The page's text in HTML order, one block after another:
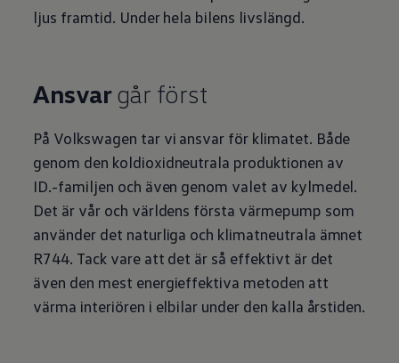
Pressmeddelanden
Folkspel
Motorsport
Volkswagen eMagasin
Nyheter
Tips
Innovation
Laddning
Säkerhet
Reportage
Om magasinet
Hållbarhet
Kontakta oss
WLTP
Broschyrarkiv
ljus framtid. Under hela bilens livslängd.
Ansvargår först
På Volkswagen tar vi ansvar för klimatet. Både
genom den koldioxidneutrala produktionen av
ID.-familjen och även genom valet av kylmedel.
Det är vår och världens första värmepump som
använder det naturliga och klimatneutrala ämnet
R744. Tack vare att det är så effektivt är det
även den mest energieffektiva metoden att
värma interiören i elbilar under den kalla årstiden.